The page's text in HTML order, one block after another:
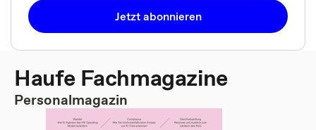
Jetzt abonnieren
Haufe Fachmagazine
Personalmagazin